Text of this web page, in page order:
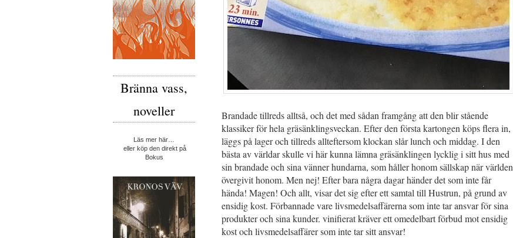
Brandade tillreds alltså, och det med sådan framgång att den blir stående
klassiker för hela gräsänklingsveckan. Efter den första kartongen köps flera in,
läggs på lager och tillreds allteftersom klockan slår lunch och middag. I den
bästa av världar skulle vi här kunna lämna gräsänklingen lycklig i sitt hus med
sin brandade och sina vänner hundarna, som håller honom sällskap när världen
övergivit honom. Men nej! Efter bara några dagar händer det som inte får
hända! Magen! Och allt, visar det sig efter ett samtal till Hustrun, på grund av
ensidig kost. Förbannade vare livsmedelsaffärerna som inte tar ansvar för sina
produkter och sina kunder. vinifierat kräver ett omedelbart förbud mot ensidig
kost och livsmedelsaffärer som inte tar sitt ansvar!
Bränna vass,
noveller
Läs mer här…
eller köp den direkt på
Bokus